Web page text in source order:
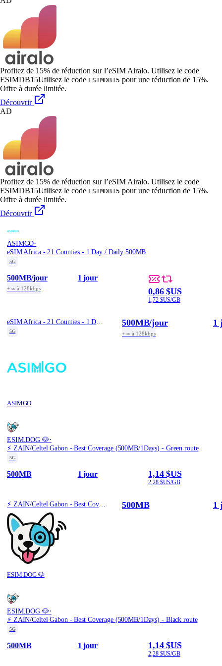
Profitez de 15% de réduction sur l’eSIM Airalo. Utilisez le code
ESIMDB15Utilisez le code ESIMDB15 pour une réduction de 15%.
Offre à durée limitée.
Découvrir
AD
Profitez de 15% de réduction sur l’eSIM Airalo. Utilisez le code
ESIMDB15Utilisez le code ESIMDB15 pour une réduction de 15%.
Offre à durée limitée.
Découvrir
ASIMGO·
eSIM Africa - 21 Counties - 1 Day / Daily 500MB
5G
500MB/jour
+ ∞ à 128kbps
1 jour
0,86 $US
1,72 $US/GB
5G
ASIMGO
500MB/jour
+ ∞ à 128kbps
1
ESIM.DOG 🐶·
⚡️ ZAIN/Celtel Gabon - Best Coverage (500MB/1Days) - Green route
5G
500MB 1 jour 1,14 $US
2,28 $US/GB
⚡️ ZAIN/Celtel Gabon - Best Coverage (500MB/1Days) - Green route
ESIM.DOG 🐶
500MB 1
ESIM.DOG 🐶·
⚡️ ZAIN/Celtel Gabon - Best Coverage (500MB/1Days) - Black route
5G
500MB 1 jour 1,14 $US
2,28 $US/GB